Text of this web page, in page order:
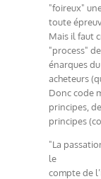
"foireux"
toute
Mais il faut
"process"
énarques
acheteurs
Donc code
principes,
principes
"La
le
compte de